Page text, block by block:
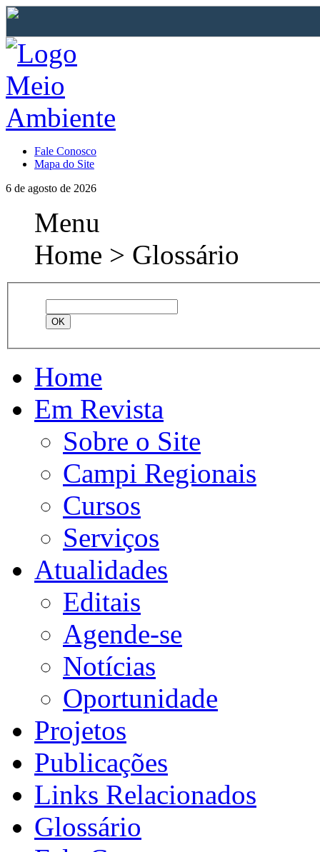
Fale Conosco
Mapa do Site
6 de agosto de 2026
Menu
Home > Glossário
Home
Em Revista
Sobre o Site
Campi Regionais
Cursos
Serviços
Atualidades
Editais
Agende-se
Notícias
Oportunidade
Projetos
Publicações
Links Relacionados
Glossário